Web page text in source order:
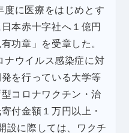
に医療をはじめとす
本赤十字社へ１億円
功章」を受章した。
ナウイルス感染症に対
を行っている大学等
コロナワクチン・治
付金額１万円以上・
設に際しては、ワクチ